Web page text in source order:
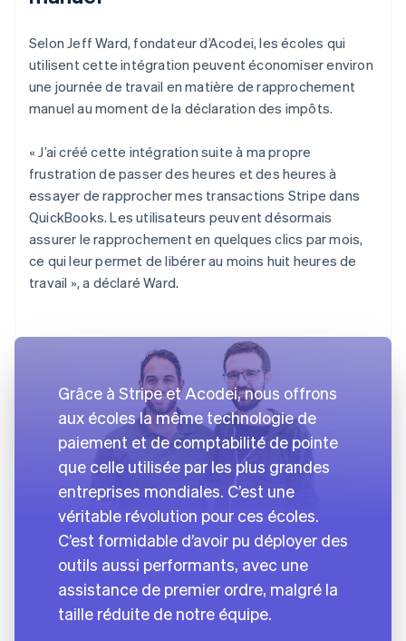
Selon Jeff Ward, fondateur d’Acodei, les écoles qui
utilisent cette intégration peuvent économiser environ
une journée de travail en matière de rapprochement
manuel au moment de la déclaration des impôts.
« J’ai créé cette intégration suite à ma propre
frustration de passer des heures et des heures à
essayer de rapprocher mes transactions Stripe dans
QuickBooks. Les utilisateurs peuvent désormais
assurer le rapprochement en quelques clics par mois,
ce qui leur permet de libérer au moins huit heures de
travail », a déclaré Ward.
Grâce à Stripe et Acodei, nous offrons
aux écoles la même technologie de
paiement et de comptabilité de pointe
que celle utilisée par les plus grandes
entreprises mondiales. C’est une
véritable révolution pour ces écoles.
C’est formidable d’avoir pu déployer des
outils aussi performants, avec une
assistance de premier ordre, malgré la
taille réduite de notre équipe.